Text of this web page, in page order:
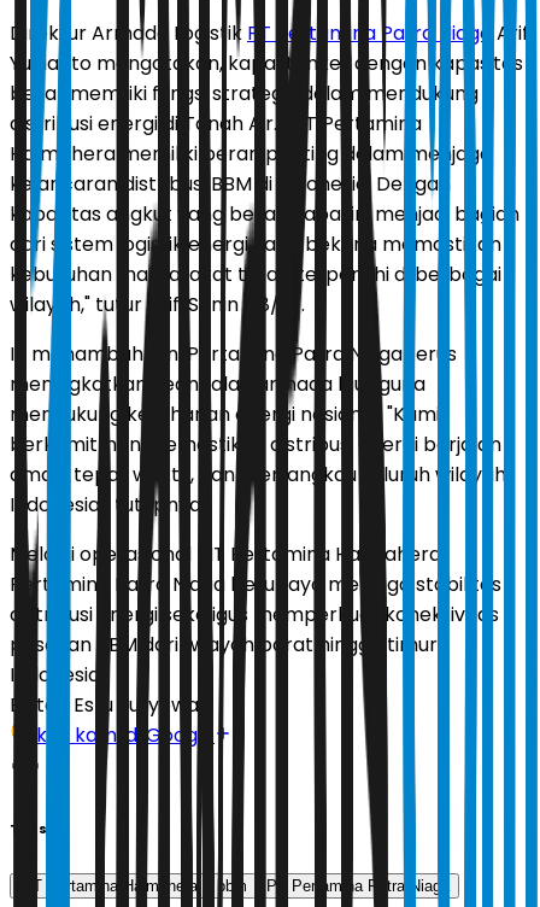
Direktur Armada Logistik PT Pertamina Patra Niaga Arif
Yunianto mengatakan, kapal tanker dengan kapasitas
besar memiliki fungsi strategis dalam mendukung
distribusi energi di Tanah Air. "MT Pertamina
Halmahera memiliki peran penting dalam menjaga
kelancaran distribusi BBM di Indonesia. Dengan
kapasitas angkut yang besar, kapal ini menjadi bagian
dari sistem logistik energi yang bekerja memastikan
kebutuhan masyarakat tetap terpenuhi di berbagai
wilayah," tutur Arif, Senin (18/5).
Ia menambahkan, Pertamina Patra Niaga terus
meningkatkan keandalan armada laut guna
mendukung ketahanan energi nasional. "Kami
berkomitmen memastikan distribusi energi berjalan
aman, tepat waktu, dan menjangkau seluruh wilayah
Indonesia," tutupnya.
Melalui operasional MT Pertamina Halmahera,
Pertamina Patra Niaga berupaya menjaga stabilitas
distribusi energi sekaligus memperkuat konektivitas
pasokan BBM dari wilayah barat hingga timur
Indonesia.
Editor: Estu Suryowati
Ikuti kami di Google
Tags
MT Pertamina Halmahera bbm PT Pertamina Patra Niaga